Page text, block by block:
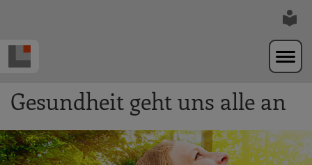
Gesundheit geht uns alle an